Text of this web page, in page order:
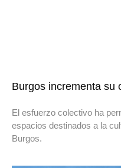
Burgos incrementa su
El esfuerzo colectivo ha
espacios destinados a la
Burgos.